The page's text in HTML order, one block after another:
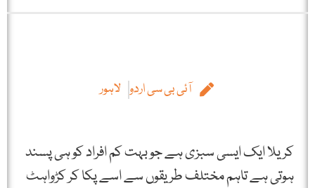
آئی بی سی اردو لاہور
کریلا ایک ایسی سبزی ہے جو بہت کم افراد کو ہی پسند
ہوتی ہے تاہم مختلف طریقوں سے اسے پکا کر کڑواہٹ